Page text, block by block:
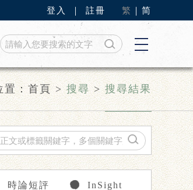
登入 註冊 繁 简
置：首頁>搜尋>搜尋結果
時論短評 InSight